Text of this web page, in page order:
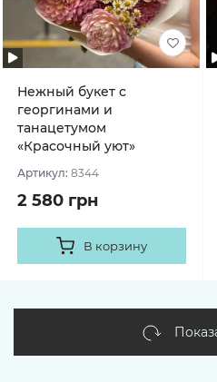
Нежный букет с
георгинами и
танацетумом
«Красочный уют»
Артикул: 8344
2 580 грн
В корзину